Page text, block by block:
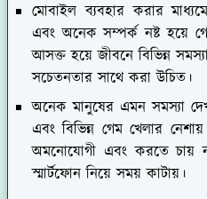
মোবাইল ব্যবহার করার
এবং অনেক সম্পর্ক নষ্ট হয়ে
আসক্ত হয়ে জীবনে বিভিন্ন
সচেতনতার সাথে করা উচিত।
অনেক মানুষের এমন সমস্যা
এবং বিভিন্ন গেম খেলার
অমনোযোগী এবং করতে চায়
স্মার্টফোন নিয়ে সময় কাটায়।